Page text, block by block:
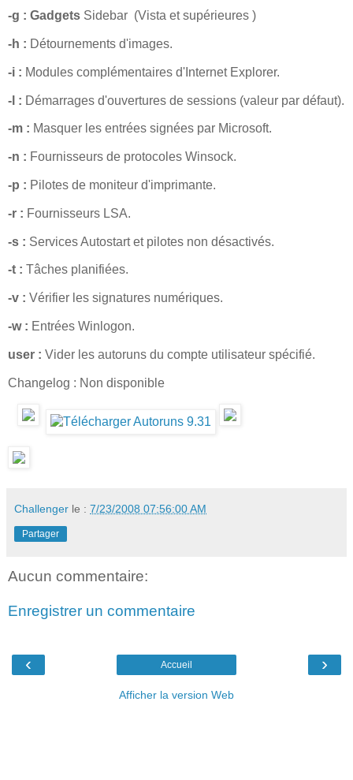
-g : Gadgets Sidebar (Vista et supérieures )
-h : Détournements d'images.
-i : Modules complémentaires d'Internet Explorer.
-l : Démarrages d'ouvertures de sessions (valeur par défaut).
-m : Masquer les entrées signées par Microsoft.
-n : Fournisseurs de protocoles Winsock.
-p : Pilotes de moniteur d'imprimante.
-r : Fournisseurs LSA.
-s : Services Autostart et pilotes non désactivés.
-t : Tâches planifiées.
-v : Vérifier les signatures numériques.
-w : Entrées Winlogon.
user : Vider les autoruns du compte utilisateur spécifié.
Changelog : Non disponible
Challenger le : 7/23/2008 07:56:00 AM
Partager
Aucun commentaire:
Enregistrer un commentaire
‹ ›
Accueil
Afficher la version Web